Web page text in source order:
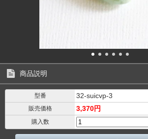
商品説明
型番 32-suicvp-3
販売価格 3,370円
購入数